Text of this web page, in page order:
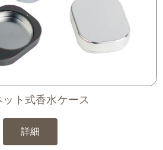
ット式香水ケース
詳細